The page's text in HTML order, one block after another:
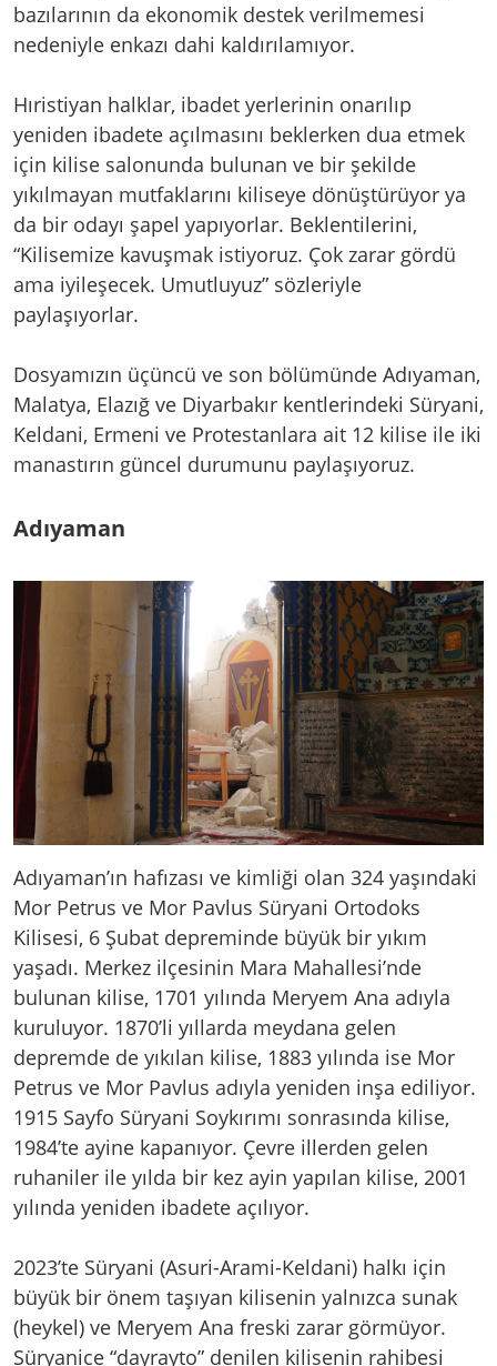
bazılarının da ekonomik destek verilmemesi
nedeniyle enkazı dahi kaldırılamıyor.
Hıristiyan halklar, ibadet yerlerinin onarılıp
yeniden ibadete açılmasını beklerken dua etmek
için kilise salonunda bulunan ve bir şekilde
yıkılmayan mutfaklarını kiliseye dönüştürüyor ya
da bir odayı şapel yapıyorlar. Beklentilerini,
“Kilisemize kavuşmak istiyoruz. Çok zarar gördü
ama iyileşecek. Umutluyuz” sözleriyle
paylaşıyorlar.
Dosyamızın üçüncü ve son bölümünde Adıyaman,
Malatya, Elazığ ve Diyarbakır kentlerindeki Süryani,
Keldani, Ermeni ve Protestanlara ait 12 kilise ile iki
manastırın güncel durumunu paylaşıyoruz.
Adıyaman
Adıyaman’ın hafızası ve kimliği olan 324 yaşındaki
Mor Petrus ve Mor Pavlus Süryani Ortodoks
Kilisesi, 6 Şubat depreminde büyük bir yıkım
yaşadı. Merkez ilçesinin Mara Mahallesi’nde
bulunan kilise, 1701 yılında Meryem Ana adıyla
kuruluyor. 1870’li yıllarda meydana gelen
depremde de yıkılan kilise, 1883 yılında ise Mor
Petrus ve Mor Pavlus adıyla yeniden inşa ediliyor.
1915 Sayfo Süryani Soykırımı sonrasında kilise,
1984’te ayine kapanıyor. Çevre illerden gelen
ruhaniler ile yılda bir kez ayin yapılan kilise, 2001
yılında yeniden ibadete açılıyor.
2023’te Süryani (Asuri-Arami-Keldani) halkı için
büyük bir önem taşıyan kilisenin yalnızca sunak
(heykel) ve Meryem Ana freski zarar görmüyor.
Süryanice “dayrayto” denilen kilisenin rahibesi